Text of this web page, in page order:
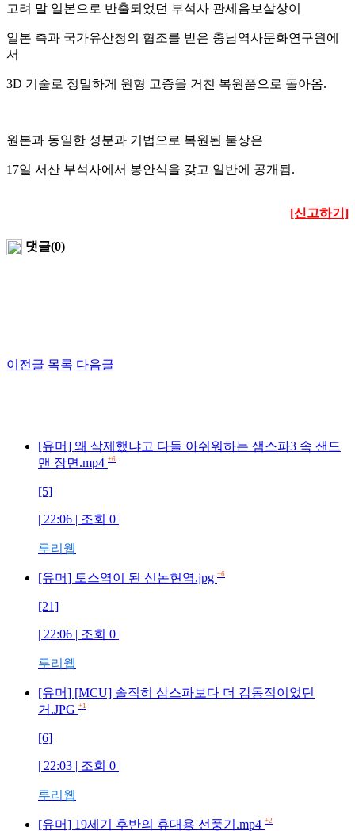
고려 말 일본으로 반출되었던 부석사 관세음보살상이
일본 측과 국가유산청의 협조를 받은 충남역사문화연구원에
서
3D 기술로 정밀하게 원형 고증을 거친 복원품으로 돌아옴.
원본과 동일한 성분과 기법으로 복원된 불상은
17일 서산 부석사에서 봉안식을 갖고 일반에 공개됨.
[신고하기]
댓글(0)
이전글 목록 다음글
[유머] 왜 삭제했냐고 다들 아쉬워하는 샘스파3 속 샌드
맨 장면.mp4 +6
[5]
| 22:06 | 조회 0 |
루리웹
[유머] 토스역이 된 신논현역.jpg +6
[21]
| 22:06 | 조회 0 |
루리웹
[유머] [MCU] 솔직히 삼스파보다 더 감동적이었던
거.JPG +1
[6]
| 22:03 | 조회 0 |
루리웹
[유머] 19세기 후반의 휴대용 선풍기.mp4 +2